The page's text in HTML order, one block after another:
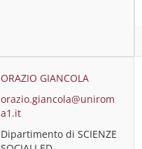
ORAZIO GIANCOLA
orazio.giancola@unirom
a1.it
Dipartimento di SCIENZE